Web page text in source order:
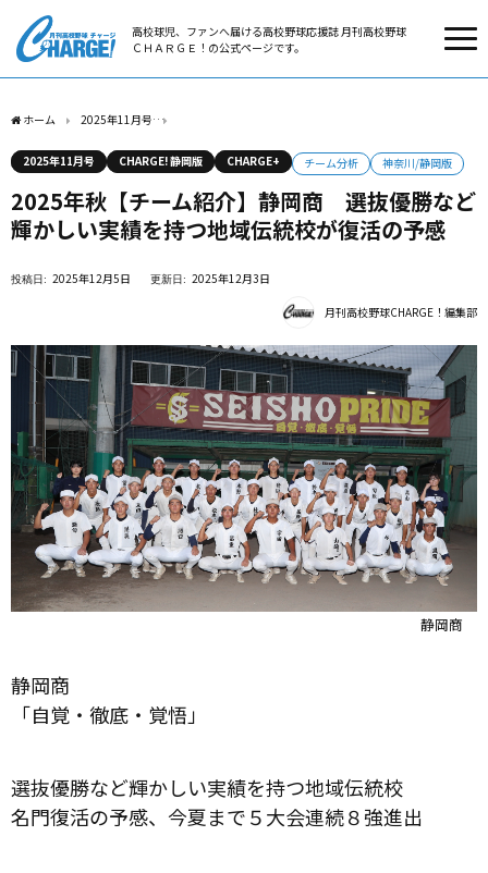
高校球児、ファンへ届ける高校野球応援誌 月刊高校野球
ＣＨＡＲＧＥ！の公式ページです。
ホーム 2025年11月号
2025年11月号 CHARGE! 静岡版 CHARGE+ チーム分析 神奈川/静岡版
2025年秋【チーム紹介】静岡商 選抜優勝など
輝かしい実績を持つ地域伝統校が復活の予感
2025年12月5日 2025年12月3日
月刊高校野球CHARGE！編集部
静岡商
静岡商
「自覚・徹底・覚悟」
選抜優勝など輝かしい実績を持つ地域伝統校
名門復活の予感、今夏まで５大会連続８強進出